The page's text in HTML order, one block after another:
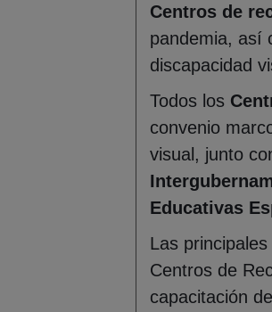
Centros de
pandemia, así
discapacidad
Todos los
convenio
visual, junto
Educativas
Las
Centros de
capacitación